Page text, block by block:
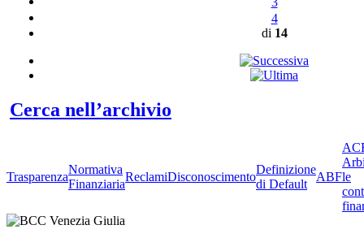
4
di 14
Cerca nell’archivio
Trasparenza
Normativa
Finanziaria
ReclamiDisconoscimento
Definizione
di Default
ABFle